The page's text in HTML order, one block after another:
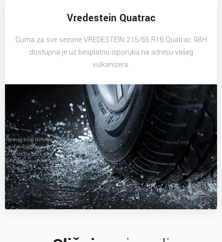
Vredestein Quatrac
Guma za sve sezone VREDESTEIN 215/65 R16 Quatrac 98H
dostupna je uz besplatnu isporuku na adresu vašeg
vulkanizera.